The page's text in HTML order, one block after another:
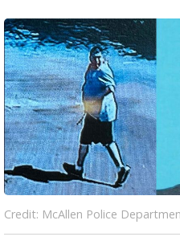
Credit: McAllen Police